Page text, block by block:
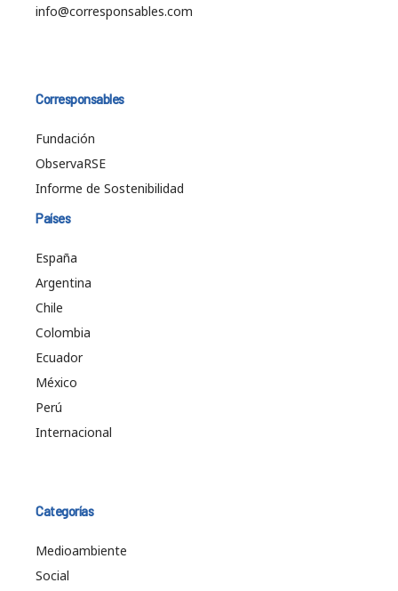
info@corresponsables.com
Corresponsables
Fundación
ObservaRSE
Informe de Sostenibilidad
Países
España
Argentina
Chile
Colombia
Ecuador
México
Perú
Internacional
Categorías
Medioambiente
Social